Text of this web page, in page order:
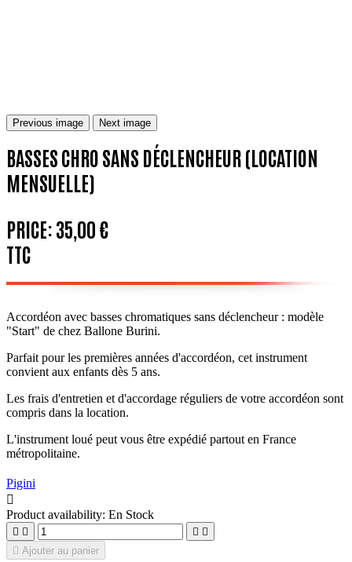
Previous image Next image
BASSES CHRO SANS DÉCLENCHEUR (LOCATION
MENSUELLE)
PRICE:35,00 €
TTC
Accordéon avec basses chromatiques sans déclencheur : modèle
"Start" de chez Ballone Burini.
Parfait pour les premières années d'accordéon, cet instrument
convient aux enfants dès 5 ans.
Les frais d'entretien et d'accordage réguliers de votre accordéon sont
compris dans la location.
L'instrument loué peut vous être expédié partout en France
métropolitaine.
Pigini

Product availability: En Stock
   
 Ajouter au panier